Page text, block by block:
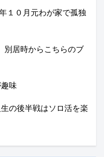
１０月元わが家で孤独
別居時からこちらのブ
味
の後半戦はソロ活を楽